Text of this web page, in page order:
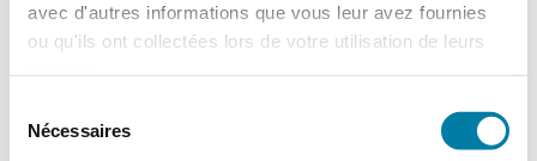
avec d'autres informations que vous leur avez fournies
ou qu'ils ont collectées lors de votre utilisation de leurs
Nécessaires
Nothing Found